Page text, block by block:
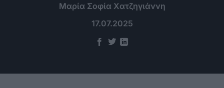
Μαρία Σοφία Χατζηγιάννη
17.07.2025